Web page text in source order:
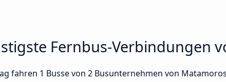
Fernbus-Verbindungen
fahren 1 Busse von 2 Busunternehmen von